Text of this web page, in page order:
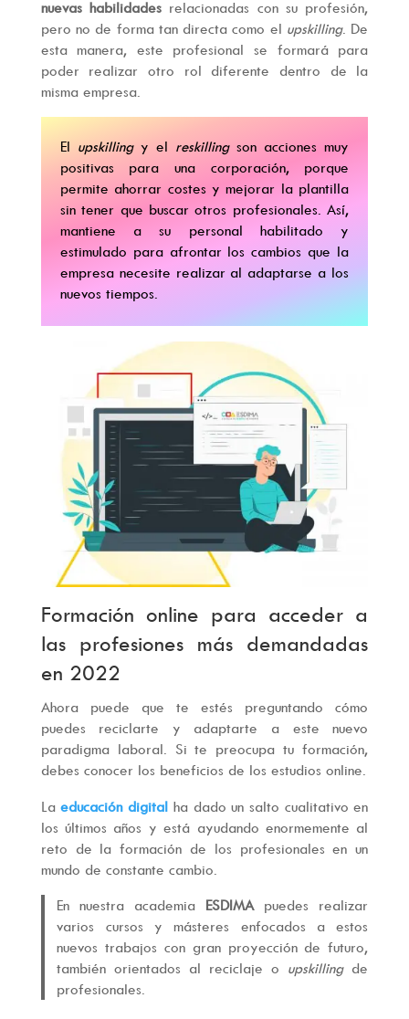
nuevas habilidades relacionadas con su profesión,
pero no de forma tan directa como el upskilling. De
esta manera, este profesional se formará para
poder realizar otro rol diferente dentro de la
misma empresa.
El upskilling y el reskillingson acciones muy
positivas para una corporación, porque
permite ahorrar costes y mejorar la plantilla
sin tener que buscar otros profesionales. Así,
mantiene a su personal habilitado y
estimulado para afrontar los cambios que la
empresa necesite realizar al adaptarse a los
nuevos tiempos.
Formación online para acceder a
las profesiones más demandadas
en 2022
Ahora puede que te estés preguntando cómo
puedes reciclarte y adaptarte a este nuevo
paradigma laboral. Si te preocupa tu formación,
debes conocer los beneficios de los estudios online.
Laeducación digital ha dado un salto cualitativo en
los últimos años y está ayudando enormemente al
reto de la formación de los profesionales en un
mundo de constante cambio.
En nuestra academia ESDIMA puedes realizar
varios cursos y másteres enfocados a estos
nuevos trabajos con gran proyección de futuro,
también orientados al reciclaje o upskillingde
profesionales.